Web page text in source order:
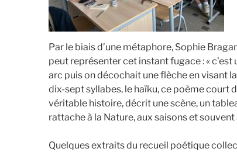
Par le biais d’une métaphore, Sophie
peut représenter cet instant fugace : «
arc puis on décochait une flèche en visant
dix-sept syllabes, le haïku, ce poème court
véritable histoire, décrit une scène, un
rattache à la Nature, aux saisons et souvent
Quelques extraits du recueil poétique